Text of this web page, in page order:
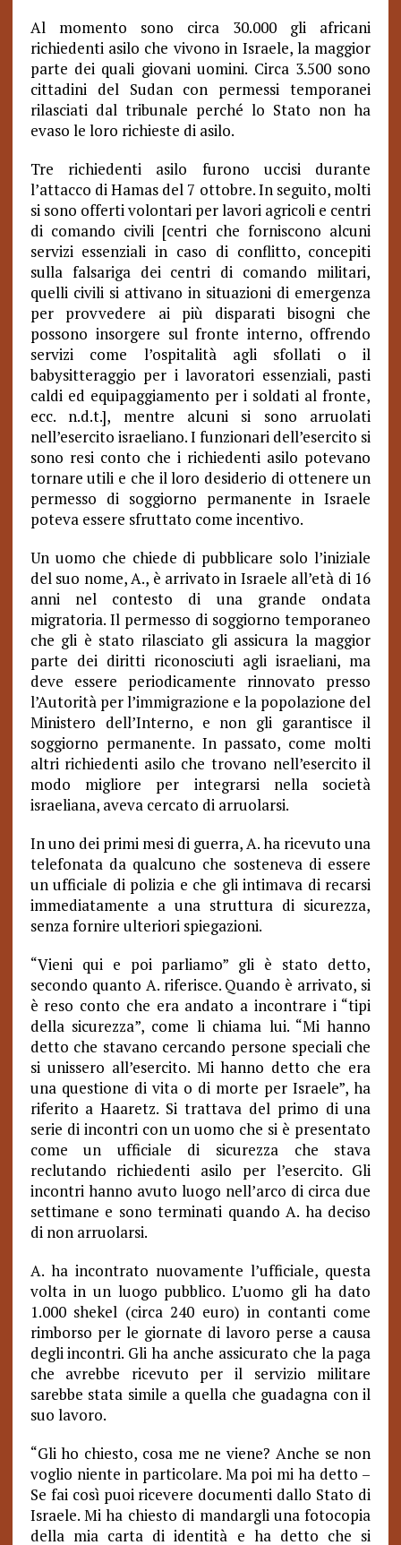
Al momento sono circa 30.000 gli africani
richiedenti asilo che vivono in Israele, la maggior
parte dei quali giovani uomini. Circa 3.500 sono
cittadini del Sudan con permessi temporanei
rilasciati dal tribunale perché lo Stato non ha
evaso le loro richieste di asilo.
Tre richiedenti asilo furono uccisi durante
l’attacco di Hamas del 7 ottobre. In seguito, molti
si sono offerti volontari per lavori agricoli e centri
di comando civili [centri che forniscono alcuni
servizi essenziali in caso di conflitto, concepiti
sulla falsariga dei centri di comando militari,
quelli civili si attivano in situazioni di emergenza
per provvedere ai più disparati bisogni che
possono insorgere sul fronte interno, offrendo
servizi come l’ospitalità agli sfollati o il
babysitteraggio per i lavoratori essenziali, pasti
caldi ed equipaggiamento per i soldati al fronte,
ecc. n.d.t.], mentre alcuni si sono arruolati
nell’esercito israeliano. I funzionari dell’esercito si
sono resi conto che i richiedenti asilo potevano
tornare utili e che il loro desiderio di ottenere un
permesso di soggiorno permanente in Israele
poteva essere sfruttato come incentivo.
Un uomo che chiede di pubblicare solo l’iniziale
del suo nome, A., è arrivato in Israele all’età di 16
anni nel contesto di una grande ondata
migratoria. Il permesso di soggiorno temporaneo
che gli è stato rilasciato gli assicura la maggior
parte dei diritti riconosciuti agli israeliani, ma
deve essere periodicamente rinnovato presso
l’Autorità per l’immigrazione e la popolazione del
Ministero dell’Interno, e non gli garantisce il
soggiorno permanente. In passato, come molti
altri richiedenti asilo che trovano nell’esercito il
modo migliore per integrarsi nella società
israeliana, aveva cercato di arruolarsi.
In uno dei primi mesi di guerra, A. ha ricevuto una
telefonata da qualcuno che sosteneva di essere
un ufficiale di polizia e che gli intimava di recarsi
immediatamente a una struttura di sicurezza,
senza fornire ulteriori spiegazioni.
“Vieni qui e poi parliamo” gli è stato detto,
secondo quanto A. riferisce. Quando è arrivato, si
è reso conto che era andato a incontrare i “tipi
della sicurezza”, come li chiama lui. “Mi hanno
detto che stavano cercando persone speciali che
si unissero all’esercito. Mi hanno detto che era
una questione di vita o di morte per Israele”, ha
riferito a Haaretz. Si trattava del primo di una
serie di incontri con un uomo che si è presentato
come un ufficiale di sicurezza che stava
reclutando richiedenti asilo per l’esercito. Gli
incontri hanno avuto luogo nell’arco di circa due
settimane e sono terminati quando A. ha deciso
di non arruolarsi.
A. ha incontrato nuovamente l’ufficiale, questa
volta in un luogo pubblico. L’uomo gli ha dato
1.000 shekel (circa 240 euro) in contanti come
rimborso per le giornate di lavoro perse a causa
degli incontri. Gli ha anche assicurato che la paga
che avrebbe ricevuto per il servizio militare
sarebbe stata simile a quella che guadagna con il
suo lavoro.
“Gli ho chiesto, cosa me ne viene? Anche se non
voglio niente in particolare. Ma poi mi ha detto –
Se fai così puoi ricevere documenti dallo Stato di
Israele. Mi ha chiesto di mandargli una fotocopia
della mia carta di identità e ha detto che si